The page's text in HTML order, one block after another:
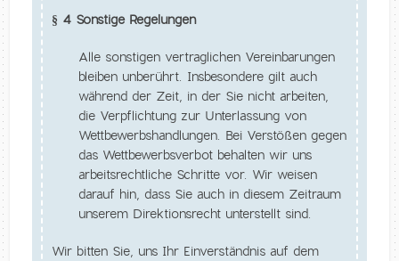
§ 4 Sonstige Regelungen
Alle sonstigen vertraglichen Vereinbarungen
bleiben unberührt. Insbesondere gilt auch
während der Zeit, in der Sie nicht arbeiten,
die Verpflichtung zur Unterlassung von
Wettbewerbshandlungen. Bei Verstößen gegen
das Wettbewerbsverbot behalten wir uns
arbeitsrechtliche Schritte vor. Wir weisen
darauf hin, dass Sie auch in diesem Zeitraum
unserem Direktionsrecht unterstellt sind.
Wir bitten Sie, uns Ihr Einverständnis auf dem